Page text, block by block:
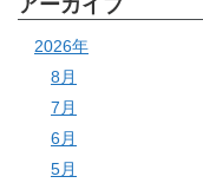
2026年
8月
7月
6月
5月